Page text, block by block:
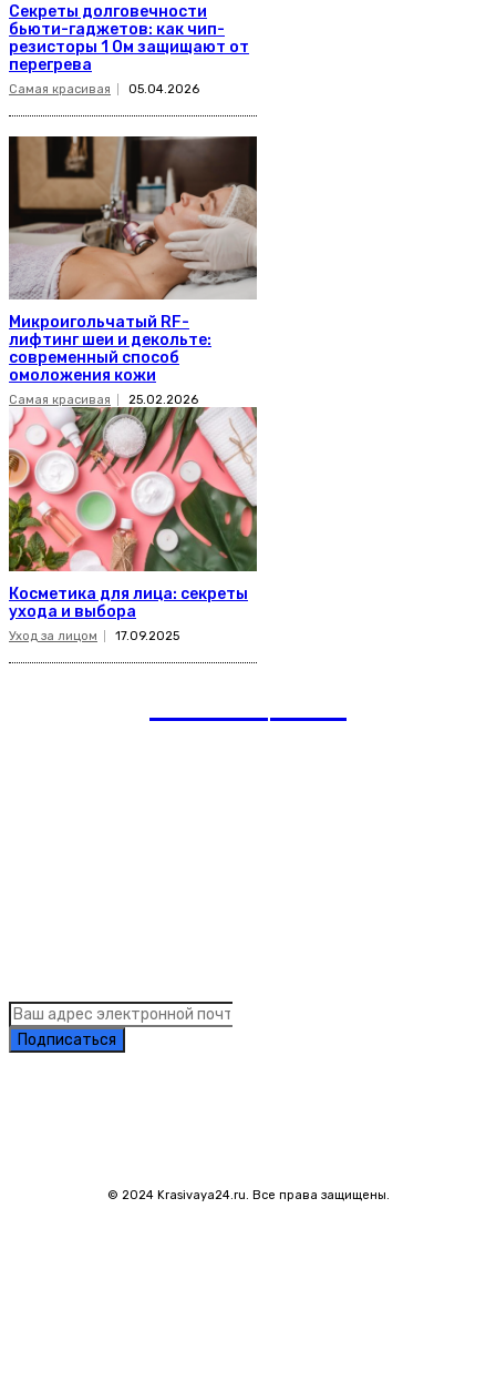
Секреты долговечности
бьюти-гаджетов: как чип-
резисторы 1 Ом защищают от
перегрева
Самая красивая 05.04.2026
Микроигольчатый RF-
лифтинг шеи и декольте:
современный способ
омоложения кожи
Самая красивая 25.02.2026
Косметика для лица: секреты
ухода и выбора
Уход за лицом 17.09.2025
Подписаться
© 2024 Krasivaya24.ru. Все права защищены.